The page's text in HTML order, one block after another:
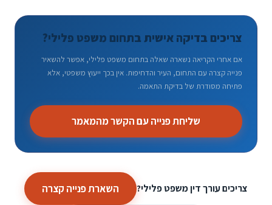
צריכים בדיקה אישית בתחום משפט פלילי?
אם אחרי הקריאה נשארה שאלה בתחום משפט פלילי, אפשר להשאיר
פנייה קצרה עם התחום, העיר והדחיפות. אין בכך ייעוץ משפטי, אלא
פתיחה מסודרת של בדיקת התאמה.
שליחת פנייה עם הקשר מהמאמר
צריכים עורך דין משפט פלילי? השארת פנייה קצרה